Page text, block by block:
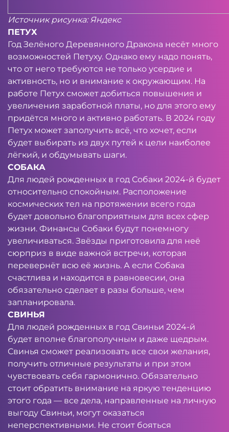
Источник рисунка: Яндекс
ПЕТУХ
Год Зелёного Деревянного Дракона несёт много
возможностей Петуху. Однако ему надо понять,
что от него требуются не только усердие и
активность, но и внимание к окружающим. На
работе Петух сможет добиться повышения и
увеличения заработной платы, но для этого ему
придётся много и активно работать. В 2024 году
Петух может заполучить всё, что хочет, если
будет выбирать из двух путей к цели наиболее
лёгкий, и обдумывать шаги.
СОБАКА
Для людей рожденных в год Собаки 2024-й будет
относительно спокойным. Расположение
космических тел на протяжении всего года
будет довольно благоприятным для всех сфер
жизни. Финансы Собаки будут понемногу
увеличиваться. Звёзды приготовила для неё
сюрприз в виде важной встречи, которая
перевернёт всю её жизнь. А если Собака
счастлива и находится в равновесии, она
обязательно сделает в разы больше, чем
запланировала.
СВИНЬЯ
Для людей рожденных в год Свиньи 2024-й
будет вполне благополучным и даже щедрым.
Свинья сможет реализовать все свои желания,
получить отличные результаты и при этом
чувствовать себя гармонично. Обязательно
стоит обратить внимание на яркую тенденцию
этого года — все дела, направленные на личную
выгоду Свиньи, могут оказаться
неперспективными. Не стоит бояться